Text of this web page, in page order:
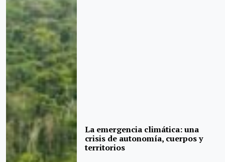
La emergencia climática: una
crisis de autonomía, cuerpos y
territorios